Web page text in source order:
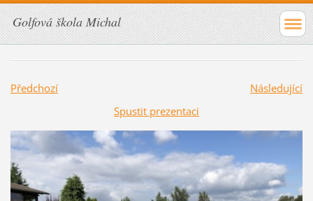
Golfová škola Michal
Předchozí
Následující
Spustit prezentaci